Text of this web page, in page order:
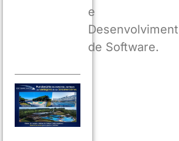
e
de Software.